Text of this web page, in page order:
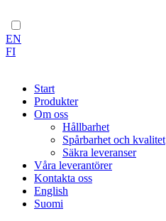
EN
FI
Start
Produkter
Om oss
Hållbarhet
Spårbarhet och kvalitet
Säkra leveranser
Våra leverantörer
Kontakta oss
English
Suomi